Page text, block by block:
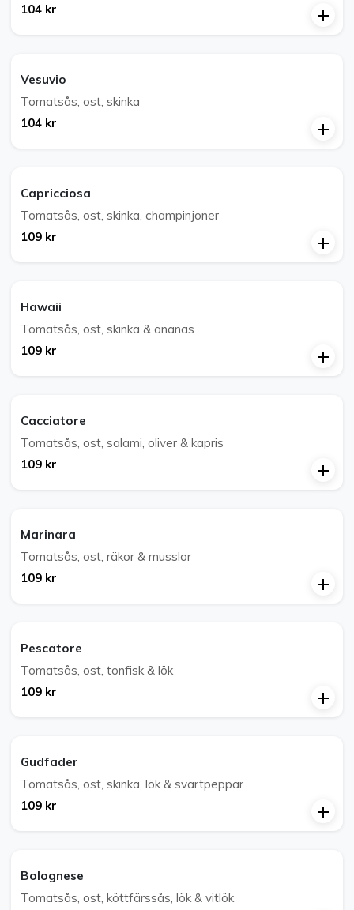
104 kr
Vesuvio
Tomatsås, ost, skinka
104 kr
Capricciosa
Tomatsås, ost, skinka, champinjoner
109 kr
Hawaii
Tomatsås, ost, skinka & ananas
109 kr
Cacciatore
Tomatsås, ost, salami, oliver & kapris
109 kr
Marinara
Tomatsås, ost, räkor & musslor
109 kr
Pescatore
Tomatsås, ost, tonfisk & lök
109 kr
Gudfader
Tomatsås, ost, skinka, lök & svartpeppar
109 kr
Bolognese
Tomatsås, ost, köttfärssås, lök & vitlök